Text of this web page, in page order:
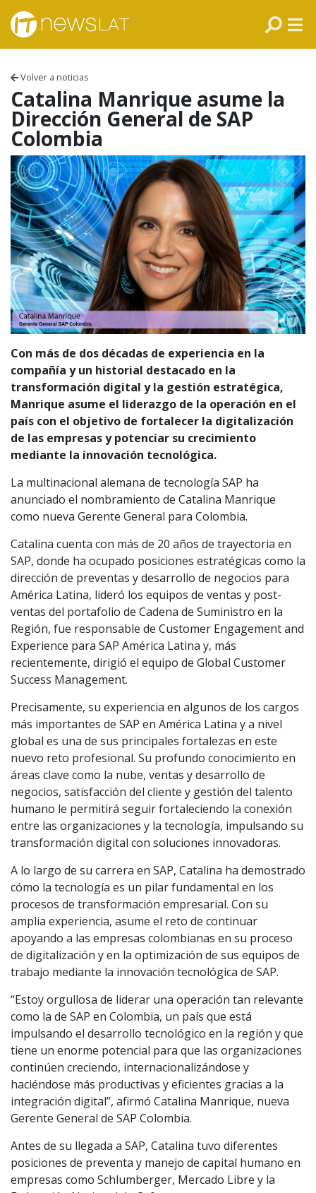
Skip to content
Volver a noticias
Catalina Manrique asume la
Dirección General de SAP
Colombia
Con más de dos décadas de experiencia en la
compañía y un historial destacado en la
transformación digital y la gestión estratégica,
Manrique asume el liderazgo de la operación en el
país con el objetivo de fortalecer la digitalización
de las empresas y potenciar su crecimiento
mediante la innovación tecnológica.
La multinacional alemana de tecnología SAP ha
anunciado el nombramiento de Catalina Manrique
como nueva Gerente General para Colombia.
Catalina cuenta con más de 20 años de trayectoria en
SAP, donde ha ocupado posiciones estratégicas como la
dirección de preventas y desarrollo de negocios para
América Latina, lideró los equipos de ventas y post-
ventas del portafolio de Cadena de Suministro en la
Región, fue responsable de Customer Engagement and
Experience para SAP América Latina y, más
recientemente, dirigió el equipo de Global Customer
Success Management.
Precisamente, su experiencia en algunos de los cargos
más importantes de SAP en América Latina y a nivel
global es una de sus principales fortalezas en este
nuevo reto profesional. Su profundo conocimiento en
áreas clave como la nube, ventas y desarrollo de
negocios, satisfacción del cliente y gestión del talento
humano le permitirá seguir fortaleciendo la conexión
entre las organizaciones y la tecnología, impulsando su
transformación digital con soluciones innovadoras.
A lo largo de su carrera en SAP, Catalina ha demostrado
cómo la tecnología es un pilar fundamental en los
procesos de transformación empresarial. Con su
amplia experiencia, asume el reto de continuar
apoyando a las empresas colombianas en su proceso
de digitalización y en la optimización de sus equipos de
trabajo mediante la innovación tecnológica de SAP.
“Estoy orgullosa de liderar una operación tan relevante
como la de SAP en Colombia, un país que está
impulsando el desarrollo tecnológico en la región y que
tiene un enorme potencial para que las organizaciones
continúen creciendo, internacionalizándose y
haciéndose más productivas y eficientes gracias a la
integración digital”, afirmó Catalina Manrique, nueva
Gerente General de SAP Colombia.
Antes de su llegada a SAP, Catalina tuvo diferentes
posiciones de preventa y manejo de capital humano en
empresas como Schlumberger, Mercado Libre y la
VENEZUELA
ECUADOR
PERÚ
CHILE
ARGENTINA
MÉXICO